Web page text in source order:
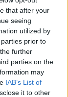
that after your
seeing
utilized by
prior to
further
parties on the
may
IAB’s List of
it to other
a DVSC
el Csonka
a
lapos
volt a
kénytelen